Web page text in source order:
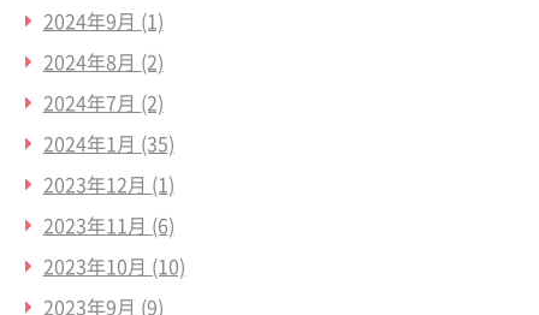
2024年9月 (1)
2024年8月 (2)
2024年7月 (2)
2024年1月 (35)
2023年12月 (1)
2023年11月 (6)
2023年10月 (10)
2023年9月 (9)